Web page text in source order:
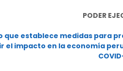
PODER
que establece medidas para
el impacto en la economía